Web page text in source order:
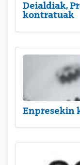
Deialdiak,
kontratuak
Enpresekin